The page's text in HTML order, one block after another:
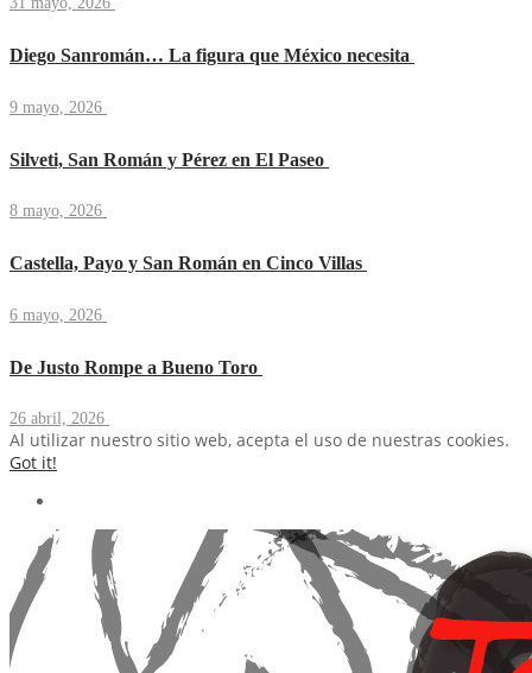
Diego Sanromán… La figura que México necesita
9 mayo, 2026
Silveti, San Román y Pérez en El Paseo
8 mayo, 2026
Castella, Payo y San Román en Cinco Villas
6 mayo, 2026
De Justo Rompe a Bueno Toro
26 abril, 2026
Al utilizar nuestro sitio web, acepta el uso de nuestras cookies.
Got it!